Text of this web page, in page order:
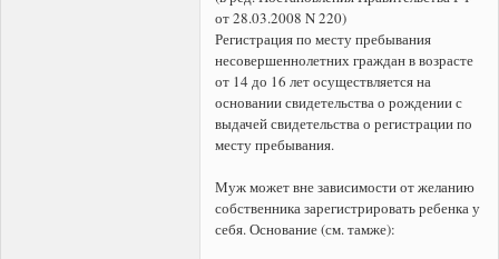
от 28.03.2008 N 220)
Регистрация по месту пребывания
несовершеннолетних граждан в возрасте
от 14 до 16 лет осуществляется на
основании свидетельства о рождении с
выдачей свидетельства о регистрации по
месту пребывания.
Муж может вне зависимости от желанию
собственника зарегистрировать ребенка у
себя. Основание (см. тамже):